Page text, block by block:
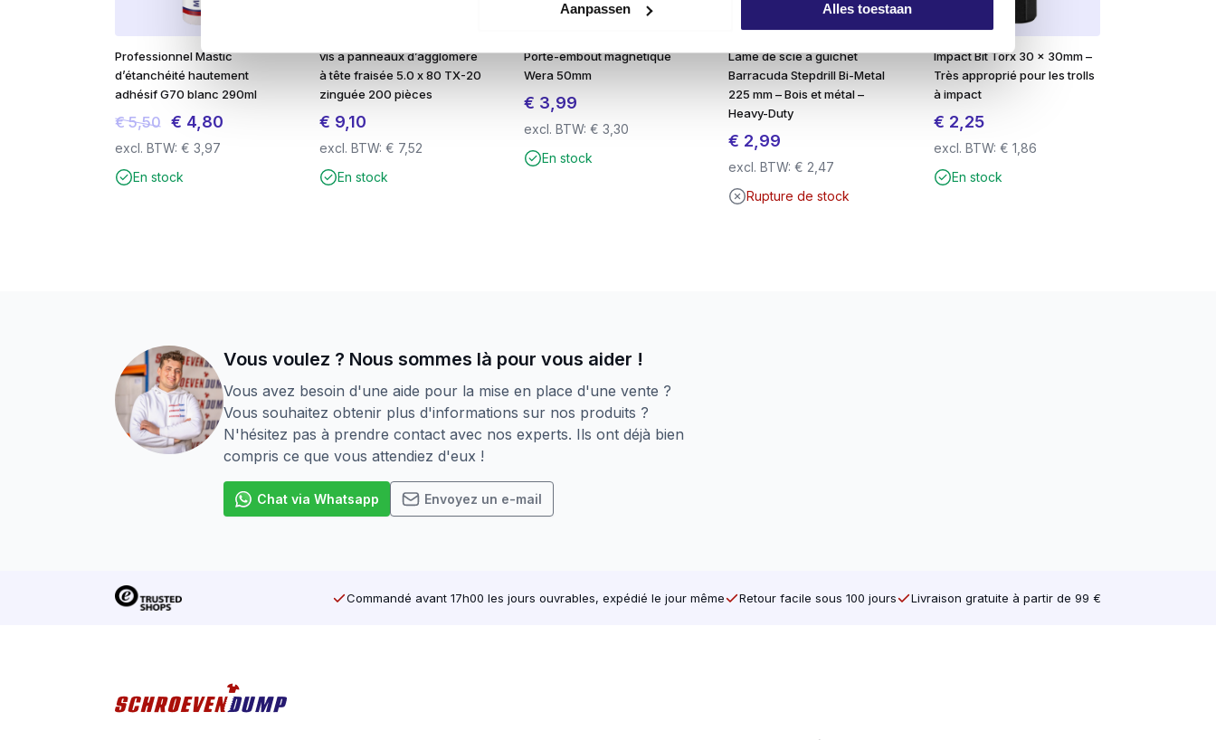
Aanpassen Alles toestaan
Professionnel Mastic
d’étanchéité hautement
adhésif G70 blanc 290ml
€5,50 Le
prix
initial
€ 4,80Le
excl. BTW: € 3,97
En stock
vis à panneaux d’aggloméré
à tête fraisée 5.0 x 80 TX-20
zinguée 200 pièces
€ 9,10
excl. BTW:€ 7,52
En stock
Porte-embout magnétique
Wera 50mm
€ 3,99
excl. BTW:€ 3,30
En stock
Lame de scie à guichet
Barracuda Stepdrill Bi-Metal
225 mm – Bois et métal –
Heavy-Duty
€ 2,99
excl. BTW:€ 2,47
Rupture de stock
Impact Bit Torx 30 x 30mm –
Très approprié pour les trolls
à impact
€ 2,25
excl. BTW: € 1,86
En stock
Vous voulez ? Nous sommes là pour vous aider !
Vous avez besoin d'une aide pour la mise en place d'une vente ?
Vous souhaitez obtenir plus d'informations sur nos produits ?
N'hésitez pas à prendre contact avec nos experts. Ils ont déjà bien
compris ce que vous attendiez d'eux !
Chat via Whatsapp Envoyez un e-mail
Commandé avant 17h00 les jours ouvrables, expédié le jour même Retour facile sous 100 jours Livraison gratuite à partir de 99 €